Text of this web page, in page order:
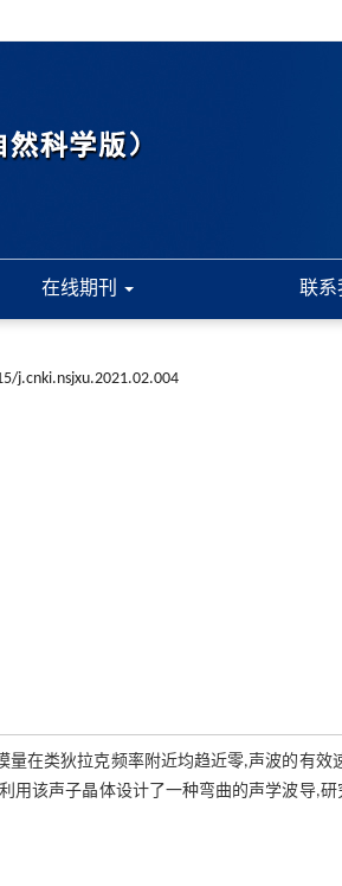
在线期刊 联系
j.cnki.nsjxu.2021.02.004
在类狄拉克频率附近均趋近零,声波的有效
用该声子晶体设计了一种弯曲的声学波导,